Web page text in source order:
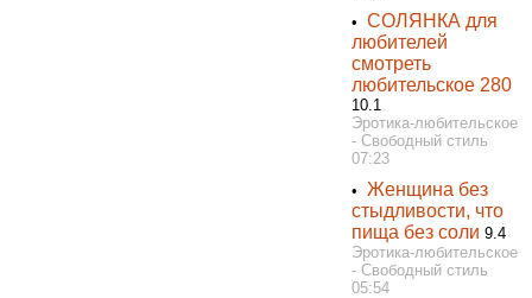
•СОЛЯНКА для
любителей
смотреть
любительское 280
10.1
Эротика-любительское
- Свободный стиль
07:23
•Женщина без
стыдливости, что
пища бeз соли 9.4
Эротика-любительское
- Свободный стиль
05:54